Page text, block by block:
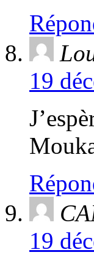
19
19